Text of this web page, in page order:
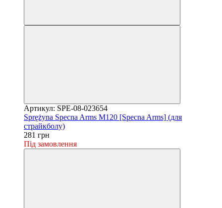
Артикул: SPE-08-023654
Sprężyna Specna Arms M120 [Specna Arms] (для
страйкболу)
281 грн
Під замовлення